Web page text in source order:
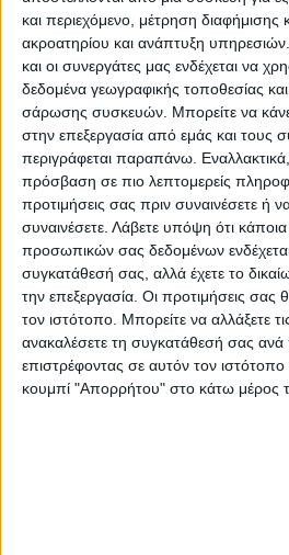
και περιεχόμενο, μέτρηση διαφήμισης
ακροατηρίου και ανάπτυξη υπηρεσιών.
και οι συνεργάτες μας ενδέχεται να
δεδομένα γεωγραφικής τοποθεσίας
σάρωσης συσκευών. Μπορείτε να
στην επεξεργασία από εμάς και τους
περιγράφεται παραπάνω.
πρόσβαση σε πιο λεπτομερείς
προτιμήσεις σας πριν συναινέσετε ή
συναινέσετε. Λάβετε υπόψη ότι
προσωπικών σας δεδομένων
συγκατάθεσή σας, αλλά έχετε το
την επεξεργασία. Οι προτιμήσεις σας
τον ιστότοπο. Μπορείτε να αλλάξετε
ανακαλέσετε τη συγκατάθεσή σας ανά
επιστρέφοντας σε αυτόν τον ιστότοπο
κουμπί "Απορρήτου" στο κάτω μέρος
για την Νευρολογική Κλινική και
Πανεπιστημιακού Νοσοκομείου. Η
με έναν ηλεκτρομυογράφο
ηλεκτροεγκεφαλογράφο 24ωρης
καναλιών ηλεκτροεγκεφαλογραφήματος
και με δύο μόνιτορ μεγέθους
4 κυματομορφών. Η Ψυχιατρική
ηλεκτροεγκεφαλογράφο τουλάχιστον
τουλάχιστον 9 θα είναι διπολικές και
διακρανιακό μαγνητικό ερεθιστή,
συμβατό με μαγνητικό ερεθιστή και
δυνατότητα παραγωγής μονοφασικής,
κυματομορφής μισού ημιτόνου.